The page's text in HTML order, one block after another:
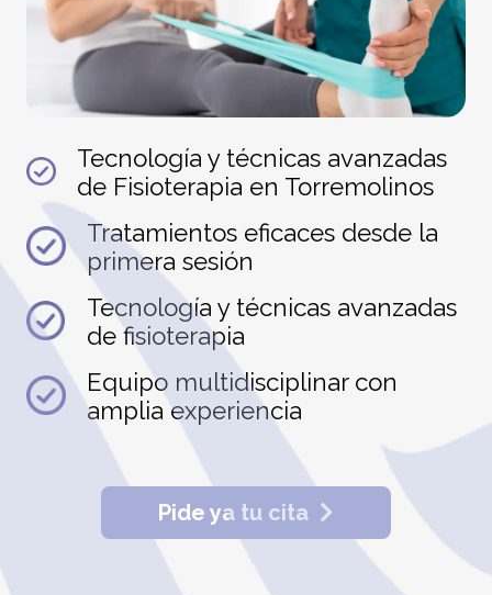
Tecnología y técnicas avanzadas
de Fisioterapia en Torremolinos
Tratamientos eficaces desde la
primera sesión
Tecnología y técnicas avanzadas
de fisioterapia
Equipo multidisciplinar con
amplia experiencia
Pide ya tu cita